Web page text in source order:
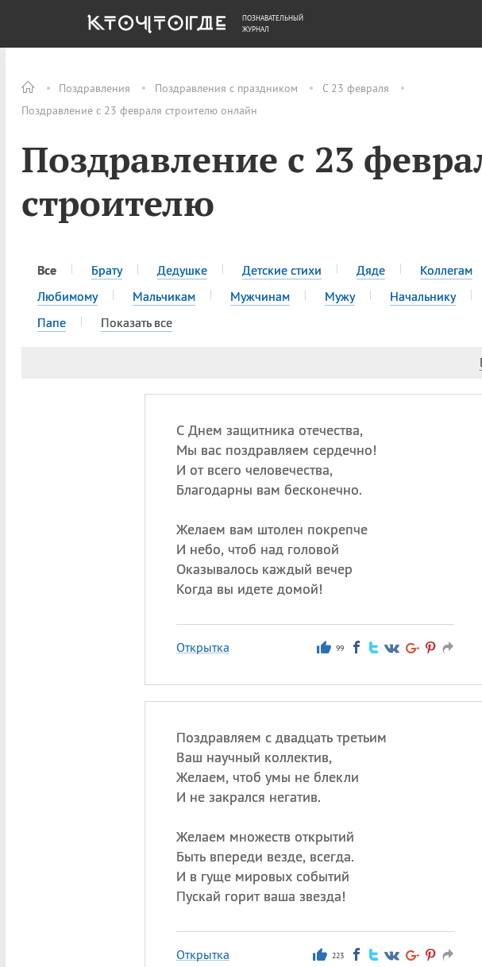
Поздравления Поздравления с праздником
С 23 февраля
Поздравление с 23 февраля строителю онлайн
Поздравление с 23
строителю
Все Брату Дедушке Детские стихи Дяде Коллегам
Любимому
Мальчикам Мужчинам Мужу Начальнику
Папе
Показать все
С Днем защитника отечества,
Мы вас поздравляем сердечно!
И от всего человечества,
Благодарны вам бесконечно.
Желаем вам штолен покрепче
И небо, чтоб над головой
Оказывалось каждый вечер
Когда вы идете домой!
Открытка 99
Поздравляем с двадцать третьим
Ваш научный коллектив,
Желаем, чтоб умы не блекли
И не закрался негатив.
Желаем множеств открытий
Быть впереди везде, всегда.
И в гуще мировых событий
Пускай горит ваша звезда!
Открытка 223
ОБЩЕСТВО ДЕНЬГИ
ПОЗНАВАТЕЛЬНЫЙ
ЖУРНАЛ